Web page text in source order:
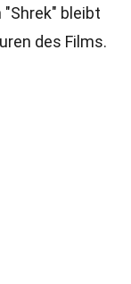
bleibt
des Films.